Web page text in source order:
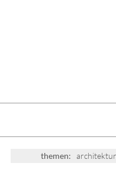
themen: